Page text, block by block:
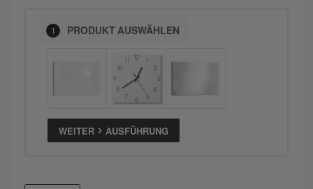
1 PRODUKTAUSWÄHLEN
WEITER AUSFÜHRUNG